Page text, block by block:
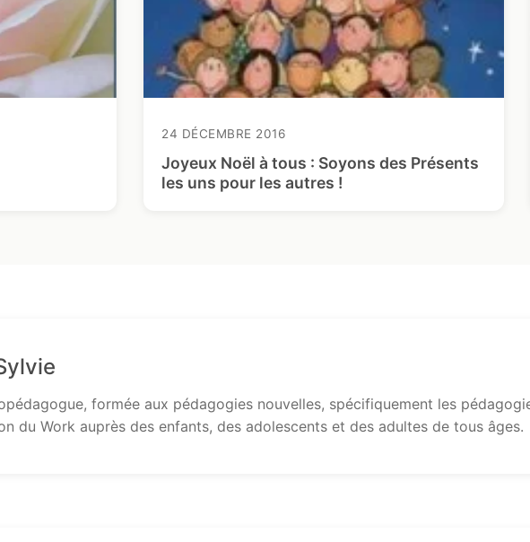
24 DÉCEMBRE 2016
Joyeux Noël à tous : Soyons des Présents
les uns pour les autres !
formée aux pédagogies nouvelles, spécifiquement les
du Work auprès des enfants, des adolescents et des adultes de tous âges.